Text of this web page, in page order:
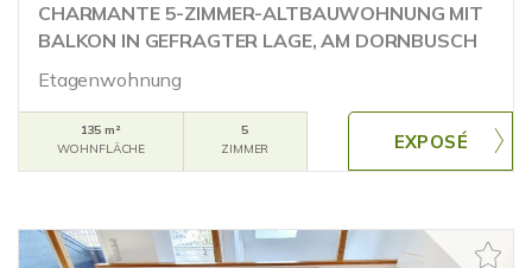
CHARMANTE 5-ZIMMER-ALTBAUWOHNUNG MIT
BALKON IN GEFRAGTER LAGE, AM DORNBUSCH
Etagenwohnung
135 m²
WOHNFLÄCHE
5
ZIMMER